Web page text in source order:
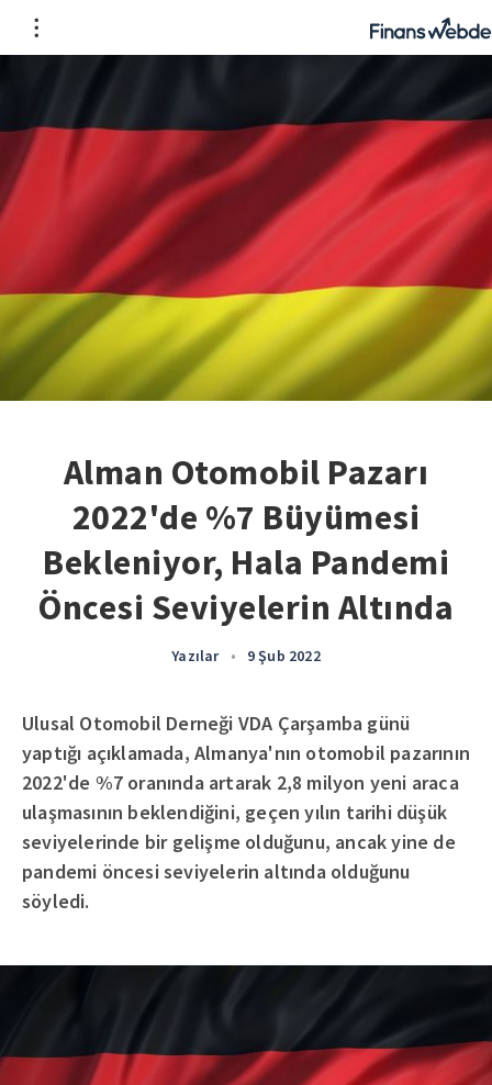
Alman Otomobil Pazarı
2022'de %7 Büyümesi
Bekleniyor, Hala Pandemi
Öncesi Seviyelerin Altında
Yazılar • 9 Şub 2022
Ulusal Otomobil Derneği VDA Çarşamba günü
yaptığı açıklamada, Almanya'nın otomobil pazarının
2022'de %7 oranında artarak 2,8 milyon yeni araca
ulaşmasının beklendiğini, geçen yılın tarihi düşük
seviyelerinde bir gelişme olduğunu, ancak yine de
pandemi öncesi seviyelerin altında olduğunu
söyledi.